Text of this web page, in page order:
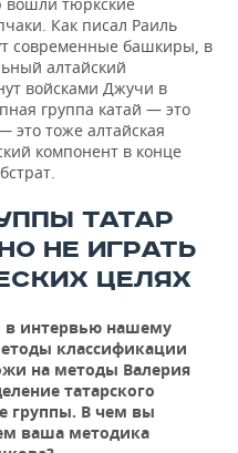
Как писал Раиль
современные башкиры, в
алтайский
войсками Джучи в
группа катай — это
это тоже алтайская
компонент в конце
ТАТАР
НЕ ИГРАТЬ
ЦЕЛЯХ
в интервью нашему
классификации
на методы Валерия
татарского
группы. В чем вы
ваша методика